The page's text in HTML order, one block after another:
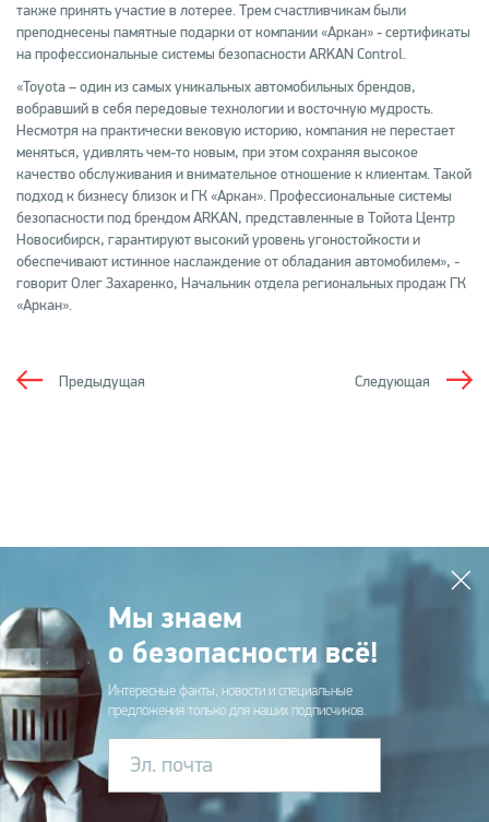
также принять участие в лотерее. Трем счастливчикам были
преподнесены памятные подарки от компании «Аркан» - сертификаты
на профессиональные системы безопасности ARKAN Control.
«Toyota – один из самых уникальных автомобильных брендов,
вобравший в себя передовые технологии и восточную мудрость.
Несмотря на практически вековую историю, компания не перестает
меняться, удивлять чем-то новым, при этом сохраняя высокое
качество обслуживания и внимательное отношение к клиентам. Такой
подход к бизнесу близок и ГК «Аркан». Профессиональные системы
безопасности под брендом ARKAN, представленные в Тойота Центр
Новосибирск, гарантируют высокий уровень угоностойкости и
обеспечивают истинное наслаждение от обладания автомобилем», -
говорит Олег Захаренко, Начальник отдела региональных продаж ГК
«Аркан».
Следующая
Предыдущая
Мы знаем
о безопасности всё!
Интересные факты, новости и специальные
предложения только для наших подписчиков.
Эл. почта